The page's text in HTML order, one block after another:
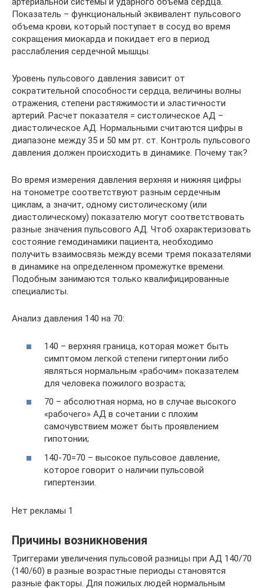
Показатель – функциональный эквивалент пульсового
объема крови, который поступает в сосуд во время
сокращения миокарда и покидает его в период
расслабления сердечной мышцы.
Уровень пульсового давления зависит от
сократительной способности сердца, величины волны
отражения, степени растяжимости и эластичности
артерий. Расчет показателя = систолическое АД –
диастолическое АД. Нормальными считаются цифры в
диапазоне между 35 и 50 мм рт. ст. Контроль пульсового
давления должен происходить в динамике. Почему так?
Во время измерения давления верхняя и нижняя цифры
на тонометре соответствуют разным сердечным
циклам, а значит, одному систолическому (или
диастолическому) показателю могут соответствовать
разные значения пульсового АД. Чтоб охарактеризовать
состояние гемодинамики пациента, необходимо
получить взаимосвязь между всеми тремя показателями
в динамике на определенном промежутке времени.
Подобным занимаются только квалифицированные
специалисты.
Анализ давления 140 на 70:
140 – верхняя граница, которая может быть
симптомом легкой степени гипертонии либо
являться нормальным «рабочим» показателем
для человека пожилого возраста;
70 – абсолютная норма, но в случае высокого
«рабочего» АД в сочетании с плохим
самочувствием может быть проявлением
гипотонии;
140-70=70 – высокое пульсовое давление,
которое говорит о наличии пульсовой
гипертензии.
Нет рекламы 1
Причины возникновения
Триггерами увеличения пульсовой разницы при АД 140/70
(140/60) в разные возрастные периоды становятся
разные факторы. Для пожилых людей нормальным